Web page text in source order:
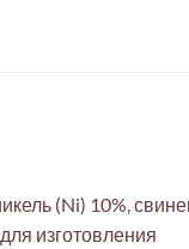
(Ni) 10%,
изготовления